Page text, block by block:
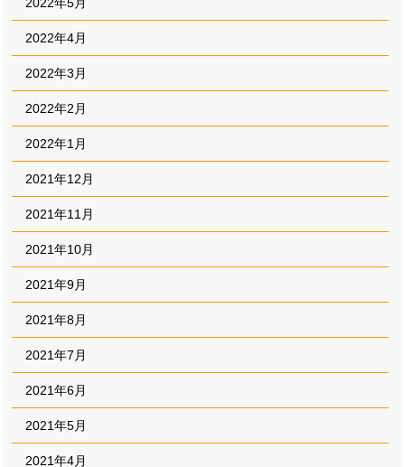
2022年4月
2022年3月
2022年2月
2022年1月
2021年12月
2021年11月
2021年10月
2021年9月
2021年8月
2021年7月
2021年6月
2021年5月
2021年4月